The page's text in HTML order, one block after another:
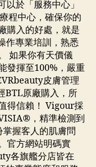
於「服務中心」
程中心，確保你的
購入的好處，就是
作專業培訓，熟悉
如果你有天價儀
發揮至100%，嚴重
皮膚管理
BTL原廠購入，所
得信賴！ Vigour採
，精準檢測到
握客人的肌膚問
官方網站明碼實
各旗艦分店皆在